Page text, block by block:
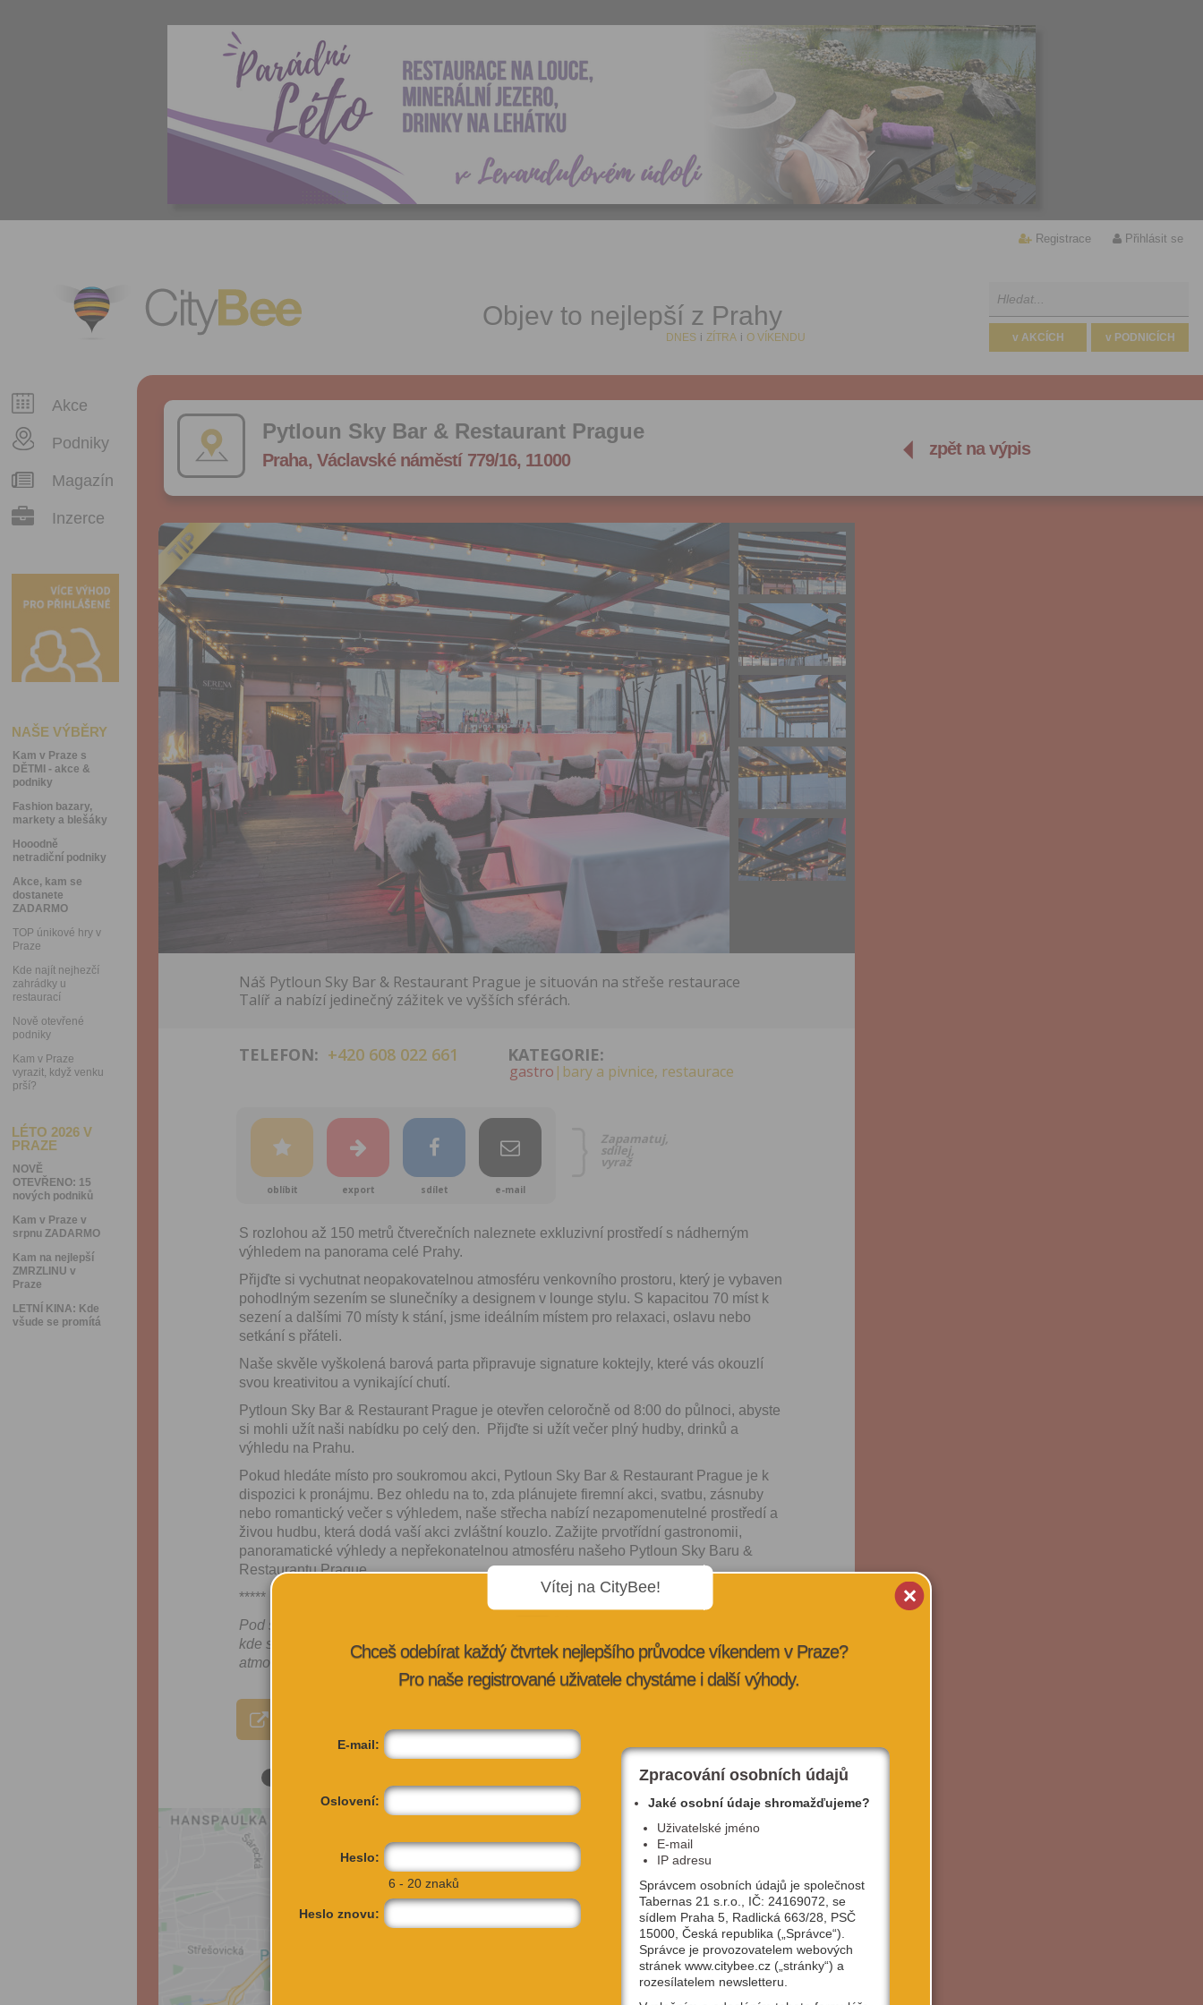
Registrace Přihlásit se
CityBee Objev to nejlepší z Prahy
DNES i ZÍTRA i O VÍKENDU
Akce
Podniky
Magazín
Inzerce
NAŠE VÝBĚRY
Kam v Praze s
DĚTMI - akce &
podniky
Fashion bazary,
markety a blešáky
Hooodně
netradiční podniky
Akce, kam se
dostanete
ZADARMO
TOP únikové hry v
Praze
Kde najít nejhezčí
zahrádky u
restaurací
Nově otevřené
podniky
Kam v Praze
vyrazit, když venku
prší?
LÉTO 2026 V
PRAZE
NOVĚ
OTEVŘENO: 15
nových podniků
Kam v Praze v
srpnu ZADARMO
Kam na nejlepší
ZMRZLINU v
Praze
LETNÍ KINA: Kde
všude se promítá
Pytloun Sky Bar & Restaurant Prague
Praha, Václavské náměstí 779/16, 11000
zpět na výpis
Náš Pytloun Sky Bar & Restaurant Prague je situován na střeše restaurace
Talíř a nabízí jedinečný zážitek ve vyšších sférách.
TELEFON: +420 608 022 661 KATEGORIE:
gastro |bary a pivnice, restaurace
oblíbit export sdílet e-mail
Zapamatuj,
sdílej,
vyraž
S rozlohou až 150 metrů čtverečních naleznete exkluzivní prostředí s nádherným
výhledem na panorama celé Prahy.
Přijďte si vychutnat neopakovatelnou atmosféru venkovního prostoru, který je vybaven
pohodlným sezením se slunečníky a designem v lounge stylu. S kapacitou 70 míst k
sezení a dalšími 70 místy k stání, jsme ideálním místem pro relaxaci, oslavu nebo
setkání s přáteli.
Naše skvěle vyškolená barová parta připravuje signature koktejly, které vás okouzlí
svou kreativitou a vynikající chutí.
Pytloun Sky Bar & Restaurant Prague je otevřen celoročně od 8:00 do půlnoci, abyste
si mohli užít naši nabídku po celý den. Přijďte si užít večer plný hudby, drinků a
výhledu na Prahu.
Pokud hledáte místo pro soukromou akci, Pytloun Sky Bar & Restaurant Prague je k
dispozici k pronájmu. Bez ohledu na to, zda plánujete firemní akci, svatbu, zásnuby
nebo romantický večer s výhledem, naše střecha nabízí nezapomenutelné prostředí a
živou hudbu, která dodá vaší akci zvláštní kouzlo. Zažijte prvotřídní gastronomii,
panoramatické výhledy a nepřekonatelnou atmosféru našeho Pytloun Sky Baru &
Restaurantu Prague.
*****
Pod střechou sky baru je navíc situován
kde se potkává světová gastronomie, sdílené stolování a neformální, ale stylová
atmosféra.
Vítej na CityBee!
Chceš odebírat každý čtvrtek nejlepšího průvodce víkendem v Praze?
Pro naše registrované uživatele chystáme i další výhody.
E-mail:
Oslovení:
Heslo:
6 - 20 znaků
Heslo znovu:
Zpracování osobních údajů
Jaké osobní údaje shromažďujeme?
Uživatelské jméno
E-mail
IP adresu
Správcem osobních údajů je společnost
Tabernas 21 s.r.o., IČ: 24169072, se
sídlem Praha 5, Radlická 663/28, PSČ
15000, Česká republika („Správce“).
Správce je provozovatelem webových
stránek www.citybee.cz („stránky“) a
rozesílatelem newsletteru.